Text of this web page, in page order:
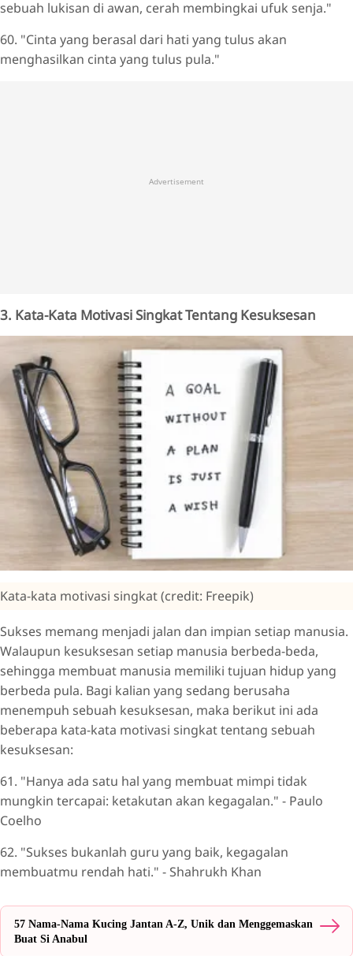
sebuah lukisan di awan, cerah membingkai ufuk senja."
60. "Cinta yang berasal dari hati yang tulus akan
menghasilkan cinta yang tulus pula."
Advertisement
3. Kata-Kata Motivasi Singkat Tentang Kesuksesan
Kata-kata motivasi singkat (credit: Freepik)
Sukses memang menjadi jalan dan impian setiap manusia.
Walaupun kesuksesan setiap manusia berbeda-beda,
sehingga membuat manusia memiliki tujuan hidup yang
berbeda pula. Bagi kalian yang sedang berusaha
menempuh sebuah kesuksesan, maka berikut ini ada
beberapa kata-kata motivasi singkat tentang sebuah
kesuksesan:
61. "Hanya ada satu hal yang membuat mimpi tidak
mungkin tercapai: ketakutan akan kegagalan." - Paulo
Coelho
62. "Sukses bukanlah guru yang baik, kegagalan
membuatmu rendah hati." - Shahrukh Khan
57 Nama-Nama Kucing Jantan A-Z, Unik dan Menggemaskan
Buat Si Anabul